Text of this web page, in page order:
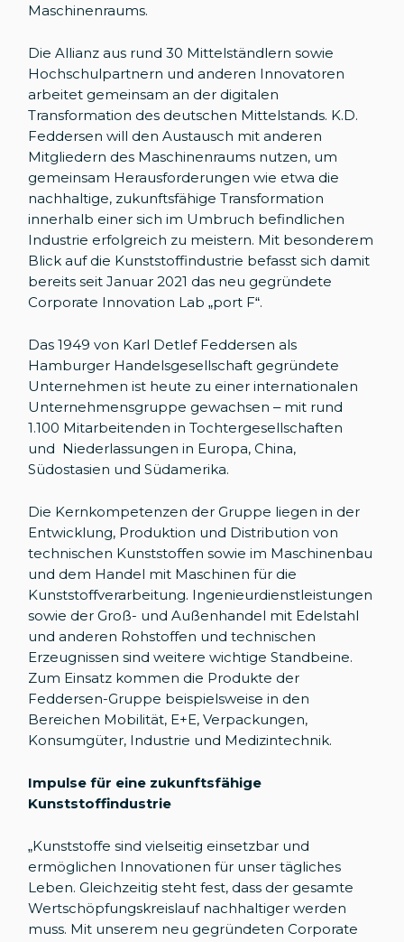
Maschinenraums.
Die Allianz aus rund 30 Mittelständlern sowie
Hochschulpartnern und anderen Innovatoren
arbeitet gemeinsam an der digitalen
Transformation des deutschen Mittelstands. K.D.
Feddersen will den Austausch mit anderen
Mitgliedern des Maschinenraums nutzen, um
gemeinsam Herausforderungen wie etwa die
nachhaltige, zukunftsfähige Transformation
innerhalb einer sich im Umbruch befindlichen
Industrie erfolgreich zu meistern. Mit besonderem
Blick auf die Kunststoffindustrie befasst sich damit
bereits seit Januar 2021 das neu gegründete
Corporate Innovation Lab „port F“.
Das 1949 von Karl Detlef Feddersen als
Hamburger Handelsgesellschaft gegründete
Unternehmen ist heute zu einer internationalen
Unternehmensgruppe gewachsen – mit rund
1.100 Mitarbeitenden in Tochtergesellschaften
und Niederlassungen in Europa, China,
Südostasien und Südamerika.
Die Kernkompetenzen der Gruppe liegen in der
Entwicklung, Produktion und Distribution von
technischen Kunststoffen sowie im Maschinenbau
und dem Handel mit Maschinen für die
Kunststoffverarbeitung. Ingenieurdienstleistungen
sowie der Groß- und Außenhandel mit Edelstahl
und anderen Rohstoffen und technischen
Erzeugnissen sind weitere wichtige Standbeine.
Zum Einsatz kommen die Produkte der
Feddersen-Gruppe beispielsweise in den
Bereichen Mobilität, E+E, Verpackungen,
Konsumgüter, Industrie und Medizintechnik.
Impulse für eine zukunftsfähige
Kunststoffindustrie
„Kunststoffe sind vielseitig einsetzbar und
ermöglichen Innovationen für unser tägliches
Leben. Gleichzeitig steht fest, dass der gesamte
Wertschöpfungskreislauf nachhaltiger werden
muss. Mit unserem neu gegründeten Corporate